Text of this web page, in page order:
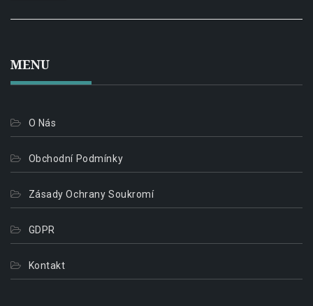
MENU
O Nás
Obchodní Podmínky
Zásady Ochrany Soukromí
GDPR
Kontakt